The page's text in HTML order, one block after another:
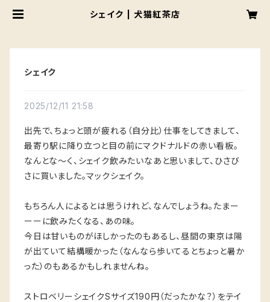
シェイク | 犬猫紅茶店
シェイク
2025/12/11 21:58
出先で、ちょっと頭が疲れる（自分比）仕事をしてきまして、
最寄り駅に降り立つと目の前にマクドナルドの赤い看板。
なんとな〜く、シェイク飲みたいなあと思いまして、ひさび
さに買いました。マックシェイク。
もちろん人によるとは思うけれど、なんでしょうね。たまー
ーーに飲みたくなる、あの味。
今日は甘いものがほしかったのもあるし、昼間の東京は陽
が出ていて結構暖かった（なんなら歩いてるとちょっと暑か
った）のもあるかもしれませんね。
ストロベリーシェイクSサイズ190円（だったかな？）をテイ